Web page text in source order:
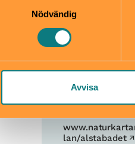
Nödvändig
Avvisa
Skötbord
63
lan/alstabadet